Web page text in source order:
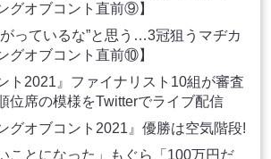
グオブコント直前⑨】
っているな”と思う…3冠狙うマヂカ
グオブコント直前⑩】
ト2021』ファイナリスト10組が審査
位席の模様をTwitterでライブ配信
グオブコント2021』優勝は空気階段!
ことになった」もぐら「100万円だ